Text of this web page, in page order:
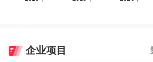
企业项目